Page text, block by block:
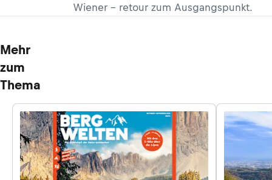
Wiener – retour zum Ausgangspunkt.
Mehr
zum
Thema